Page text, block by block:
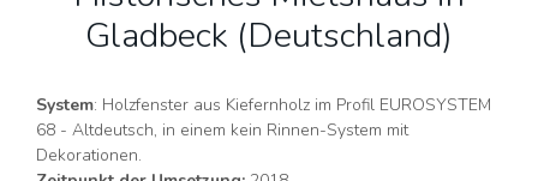
Gladbeck (Deutschland)
System: Holzfenster aus Kiefernholz im Profil EUROSYSTEM
68 - Altdeutsch, in einem kein Rinnen-System mit
Dekorationen.